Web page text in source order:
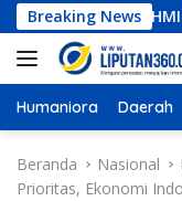
a
g
u
Breaking News
LKBHMI Cabang
Humaniora Daerah
Beranda Nasional
Prioritas, Ekonomi